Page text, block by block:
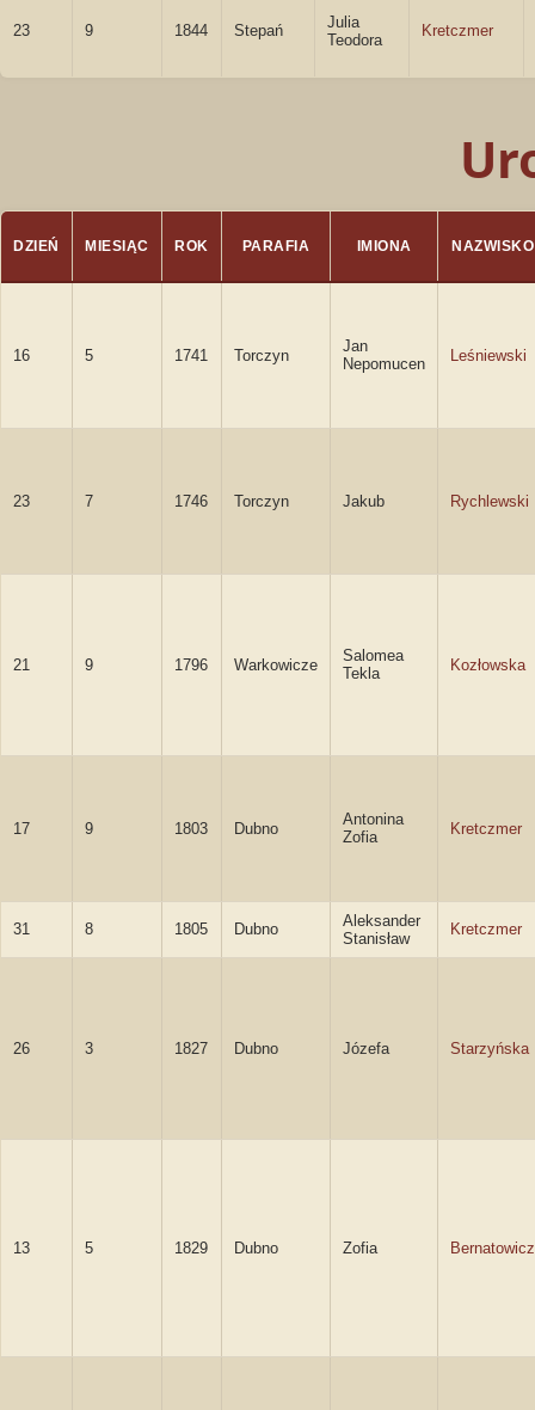
23 9 1844 Stepań
Julia
Teodora
Kretczmer
DZIEŃ MIESIĄC ROK PARAFIA IMIONA NAZWISKO
16 5 1741 Torczyn
Jan
Nepomucen
Leśniewski
23 7 1746 Torczyn Jakub Rychlewski
21 9 1796 Warkowicze
Salomea
Tekla
Kozłowska
17 9 1803 Dubno
Antonina
Zofia
Kretczmer
31 8 1805 Dubno
Aleksander
Stanisław
Kretczmer
26 3 1827 Dubno Józefa Starzyńska
13 5 1829 Dubno Zofia Bernatowicz